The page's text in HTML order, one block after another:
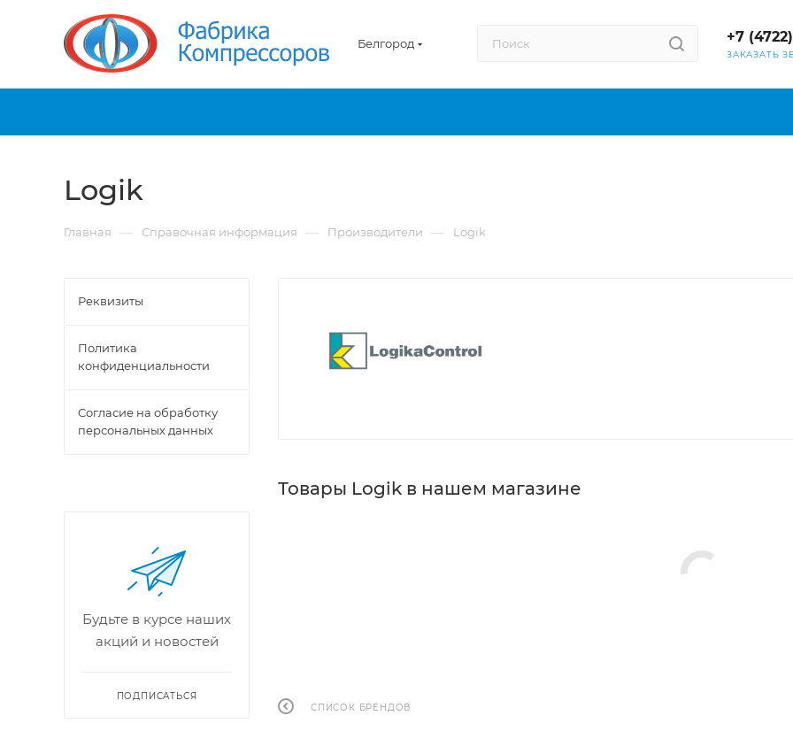
Белгород +7
ЗАКАЗАТЬ
Logik
Главная — Справочная информация — Производители — Logik
Товары Logik в нашем магазине
СПИСОК БРЕНДОВ
Реквизиты
Политика
конфиденциальности
Cогласие на обработку
персональных данных
Будьте в курсе наших
акций и новостей
ПОДПИСАТЬСЯ